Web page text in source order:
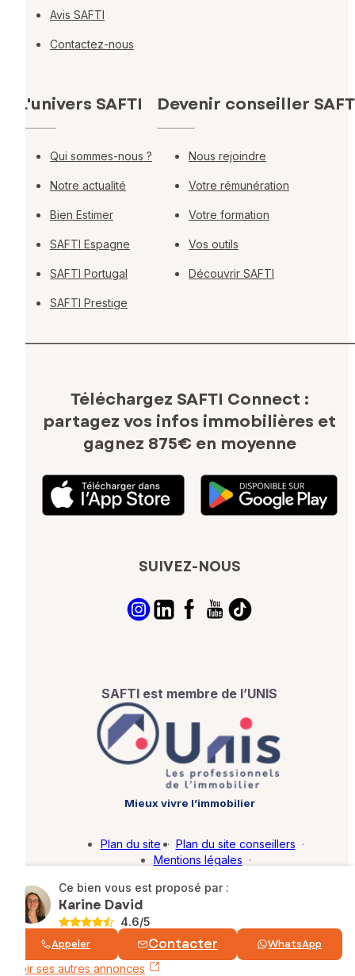
Ce bien vous est proposé par :
Karine David
4.6/5
Appeler Contacter WhatsApp
Voir ses autres annonces
Avis SAFTI
Contactez-nous
L'univers SAFTI
Qui sommes-nous ?
Notre actualité
Bien Estimer
SAFTI Espagne
SAFTI Portugal
SAFTI Prestige
Devenir conseiller
Nous rejoindre
Votre rémunération
Votre formation
Vos outils
Découvrir SAFTI
Téléchargez SAFTI Connect :
partagez vos infos immobilières et
gagnez 875€ en moyenne
SUIVEZ-NOUS
SAFTI est membre de l’UNIS
Mieux vivre l’immobilier
© SAFTI 2026. Tous droits réservés.
Plan du site · Plan du site conseillers ·
Mentions légales ·
Barème d'honoraires · Paramétrer mes cookies